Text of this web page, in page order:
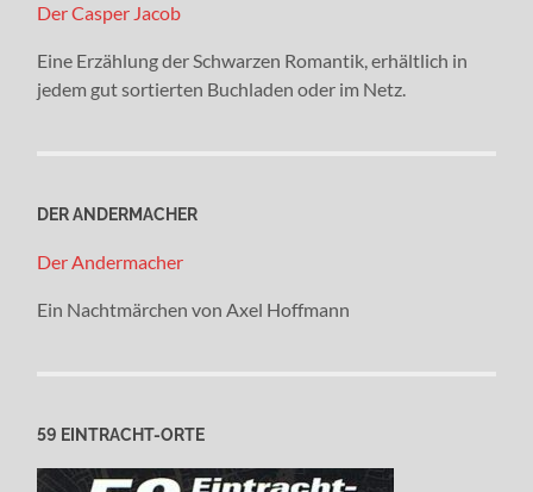
Der Casper Jacob
Eine Erzählung der Schwarzen Romantik, erhältlich in
jedem gut sortierten Buchladen oder im Netz.
DER ANDERMACHER
Der Andermacher
Ein Nachtmärchen von Axel Hoffmann
59 EINTRACHT-ORTE